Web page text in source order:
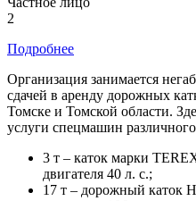
2
Подробнее
Организация занимается
сдачей в аренду дорожных
Томске и Томской области.
услуги спецмашин
3 т – каток марки
двигателя 40 л. с.;
17 т – дорожный каток